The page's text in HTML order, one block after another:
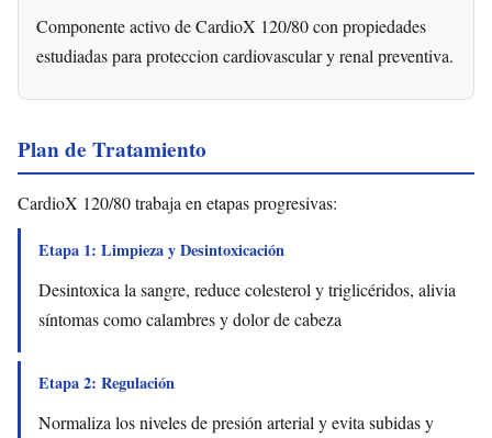
Componente activo de CardioX 120/80 con propiedades
estudiadas para proteccion cardiovascular y renal preventiva.
Plan de Tratamiento
CardioX 120/80 trabaja en etapas progresivas:
Etapa 1: Limpieza y Desintoxicación
Desintoxica la sangre, reduce colesterol y triglicéridos, alivia
síntomas como calambres y dolor de cabeza
Etapa 2: Regulación
Normaliza los niveles de presión arterial y evita subidas y